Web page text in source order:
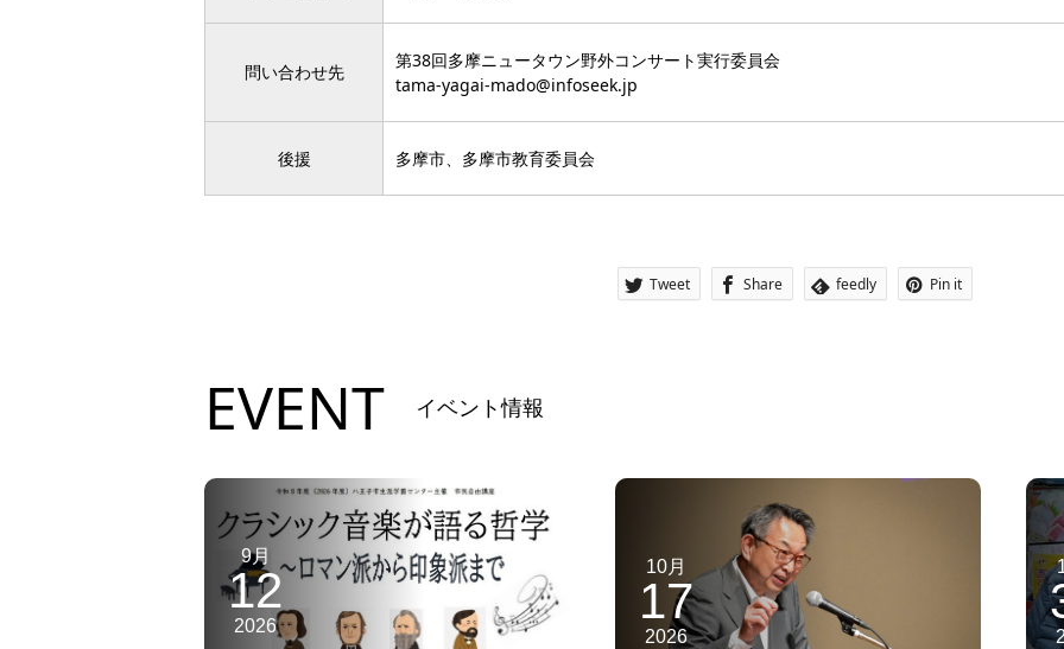
問い合わせ先
第38回多摩ニュータウン野外コンサート実行委員会
tama-yagai-mado@infoseek.jp
後援 多摩市、多摩市教育委員会
Tweet Share feedly Pin it
EVENT イベント情報
9月
12
2026
10月
17
2026